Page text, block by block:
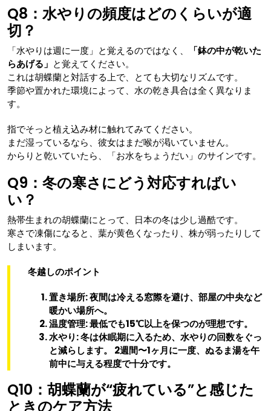
Q8：水やりの頻度はどのくらいが適
切？
「水やりは週に一度」と覚えるのではなく、
「鉢の中が乾いた
らあげる」 と覚えてください。
これは胡蝶蘭と対話する上で、とても大切なリズムです。
季節や置かれた環境によって、水の乾き具合は全く異なりま
す。
指でそっと植え込み材に触れてみてください。
まだ湿っているなら、彼女はまだ喉が渇いていません。
からりと乾いていたら、「お水をちょうだい」のサインです。
Q9：冬の寒さにどう対応すればい
い？
熱帯生まれの胡蝶蘭にとって、日本の冬は少し過酷です。
寒さで凍傷になると、葉が黄色くなったり、株が弱ったりして
しまいます。
冬越しのポイント
置き場所: 夜間は冷える窓際を避け、部屋の中央など
暖かい場所へ。
温度管理: 最低でも15℃以上を保つのが理想です。
水やり: 冬は休眠期に入るため、水やりの回数をぐっ
と減らします。 2週間〜1ヶ月に一度、ぬるま湯を午
前中に与える程度で十分です。
Q10：胡蝶蘭が“疲れている”と感じた
ときのケア方法